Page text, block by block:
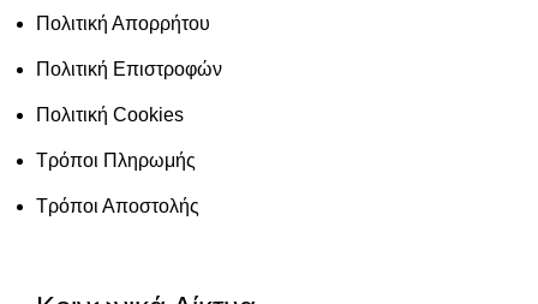
Πολιτική Απορρήτου
Πολιτική Επιστροφών
Πολιτική Cookies
Τρόποι Πληρωμής
Τρόποι Αποστολής